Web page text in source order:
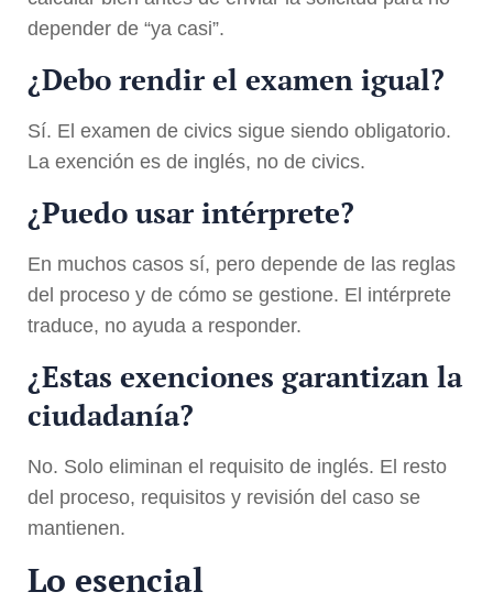
depender de “ya casi”.
¿Debo rendir el examen igual?
Sí. El examen de civics sigue siendo obligatorio.
La exención es de inglés, no de civics.
¿Puedo usar intérprete?
En muchos casos sí, pero depende de las reglas
del proceso y de cómo se gestione. El intérprete
traduce, no ayuda a responder.
¿Estas exenciones garantizan la
ciudadanía?
No. Solo eliminan el requisito de inglés. El resto
del proceso, requisitos y revisión del caso se
mantienen.
Lo esencial